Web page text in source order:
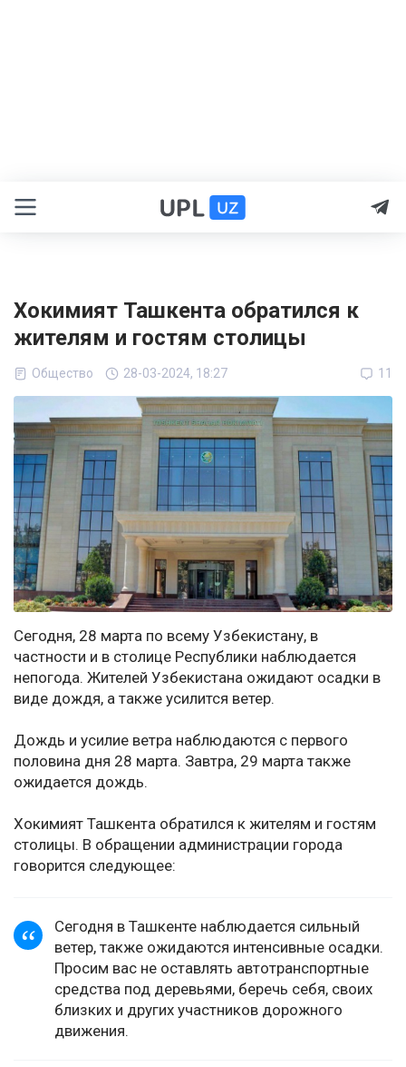
Хокимият Ташкента обратился к
жителям и гостям столицы
Общество 28-03-2024, 18:27 11
Сегодня, 28 марта по всему Узбекистану, в
частности и в столице Республики наблюдается
непогода. Жителей Узбекистана ожидают осадки в
виде дождя, а также усилится ветер.
Дождь и усилие ветра наблюдаются с первого
половина дня 28 марта. Завтра, 29 марта также
ожидается дождь.
Хокимият Ташкента обратился к жителям и гостям
столицы. В обращении администрации города
говорится следующее:
Cегодня в Ташкенте наблюдается сильный
ветер, также ожидаются интенсивные осадки.
Просим вас не оставлять автотранспортные
средства под деревьями, беречь себя, своих
близких и других участников дорожного
движения.